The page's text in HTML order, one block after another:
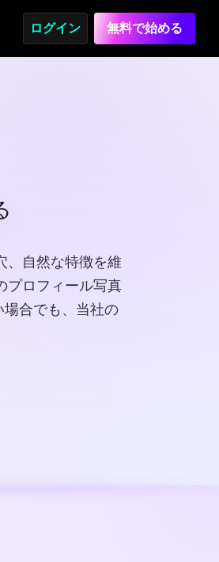
ログイン 無料で始める
、自然な特徴を維
プロフィール写真
合でも、当社の